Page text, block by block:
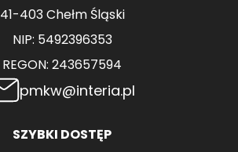
41-403 Chełm Śląski
NIP: 5492396353
REGON: 243657594
pmkw@interia.pl
SZYBKI DOSTĘP